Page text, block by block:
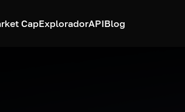
CapExploradorAPIBlog